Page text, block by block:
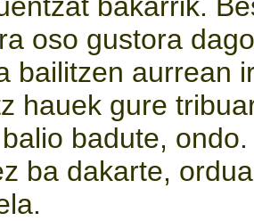
oso gustora
bailitzen aurrean
hauek gure
badute,
ba dakarte,